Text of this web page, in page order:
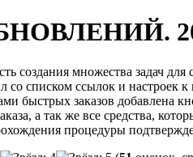
создания множества задач для
со списком ссылок и настроек
быстрых заказов
а так же все средства,
процедуры